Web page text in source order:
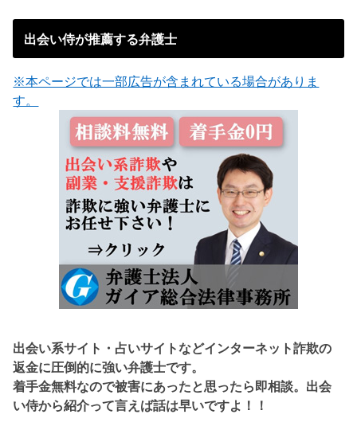
出会い侍が推薦する弁護士
※本ページでは一部広告が含まれている場合がありま
す。
出会い系サイト・占いサイトなどインターネット詐欺の
返金に圧倒的に強い弁護士です。
着手金無料なので被害にあったと思ったら即相談。出会
い侍から紹介って言えば話は早いですよ！！